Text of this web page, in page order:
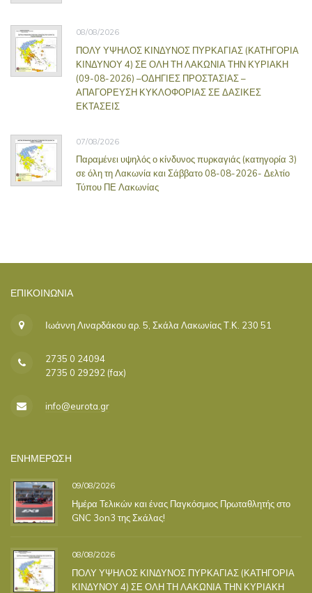
08/08/2026
ΠΟΛΥ ΥΨΗΛΟΣ ΚΙΝΔΥΝΟΣ ΠΥΡΚΑΓΙΑΣ (ΚΑΤΗΓΟΡΙΑ
ΚΙΝΔΥΝΟΥ 4) ΣΕ ΟΛΗ ΤΗ ΛΑΚΩΝΙΑ ΤΗΝ ΚΥΡΙΑΚΗ
(09-08-2026) –ΟΔΗΓΙΕΣ ΠΡΟΣΤΑΣΙΑΣ –
ΑΠΑΓΟΡΕΥΣΗ ΚΥΚΛΟΦΟΡΙΑΣ ΣΕ ΔΑΣΙΚΕΣ
ΕΚΤΑΣΕΙΣ
07/08/2026
Παραμένει υψηλός ο κίνδυνος πυρκαγιάς (κατηγορία 3)
σε όλη τη Λακωνία και Σάββατο 08-08-2026- Δελτίο
Τύπου ΠΕ Λακωνίας
ΕΠΙΚΟΙΝΩΝΊΑ
Ιωάννη Λιναρδάκου αρ. 5, Σκάλα Λακωνίας Τ.Κ. 230 51
2735 0 24094
2735 0 29292 (fax)
info@eurota.gr
ΕΝΗΜΕΡΩΣΗ
09/08/2026
Ημέρα Τελικών και ένας Παγκόσμιος Πρωταθλητής στο
GNC 3on3 της Σκάλας!
08/08/2026
ΠΟΛΥ ΥΨΗΛΟΣ ΚΙΝΔΥΝΟΣ ΠΥΡΚΑΓΙΑΣ (ΚΑΤΗΓΟΡΙΑ
ΚΙΝΔΥΝΟΥ 4) ΣΕ ΟΛΗ ΤΗ ΛΑΚΩΝΙΑ ΤΗΝ ΚΥΡΙΑΚΗ